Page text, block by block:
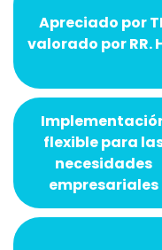
Apreciado por
valorado por RR.
flexible para
necesidades
empresariales